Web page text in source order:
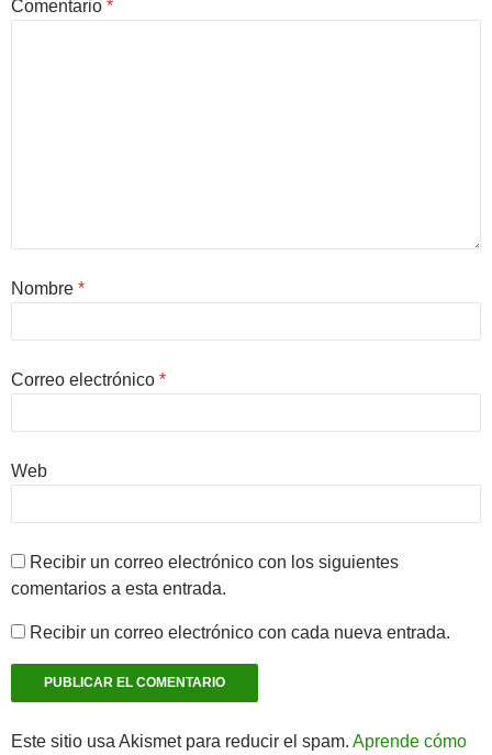
Comentario *
Nombre *
Correo electrónico *
Web
Recibir un correo electrónico con los siguientes
comentarios a esta entrada.
Recibir un correo electrónico con cada nueva entrada.
Este sitio usa Akismet para reducir el spam. Aprende cómo